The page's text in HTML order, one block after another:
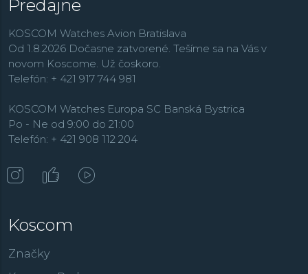
Predajne
KOSCOM Watches Avion Bratislava
Od 1.8.2026 Dočasne zatvorené. Tešíme sa na Vás v
novom Koscome. Už čoskoro.
Telefón: + 421 917 744 981
KOSCOM Watches Europa SC Banská Bystrica
Po - Ne od 9:00 do 21:00
Telefón: + 421 908 112 204
Koscom
Značky